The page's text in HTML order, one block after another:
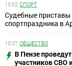
15:52 СПОРТ
Судебные приставы
спортпраздника в
15:37 ОБЩЕСТВО
В Пензе
участников СВО